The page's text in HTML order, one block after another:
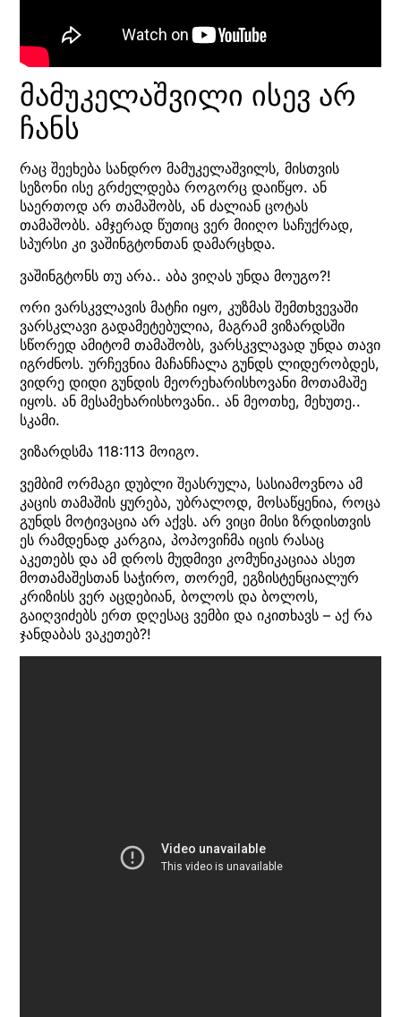
მამუკელაშვილი ისევ არ
ჩანს
რაც შეეხება სანდრო მამუკელაშვილს, მისთვის
სეზონი ისე გრძელდება როგორც დაიწყო. ან
საერთოდ არ თამაშობს, ან ძალიან ცოტას
თამაშობს. ამჯერად წუთიც ვერ მიიღო საჩუქრად,
სპურსი კი ვაშინგტონთან დამარცხდა.
ვაშინგტონს თუ არა.. აბა ვიღას უნდა მოუგო?!
ორი ვარსკვლავის მატჩი იყო, კუზმას შემთხვევაში
ვარსკლავი გადამეტებულია, მაგრამ ვიზარდსში
სწორედ ამიტომ თამაშობს, ვარსკვლავად უნდა თავი
იგრძნოს. ურჩევნია მაჩანჩალა გუნდს ლიდერობდეს,
ვიდრე დიდი გუნდის მეორეხარისხოვანი მოთამაშე
იყოს. ან მესამეხარისხოვანი.. ან მეოთხე, მეხუთე..
სკამი.
ვიზარდსმა 118:113 მოიგო.
ვემბიმ ორმაგი დუბლი შეასრულა, სასიამოვნოა ამ
კაცის თამაშის ყურება, უბრალოდ, მოსაწყენია, როცა
გუნდს მოტივაცია არ აქვს. არ ვიცი მისი ზრდისთვის
ეს რამდენად კარგია, პოპოვიჩმა იცის რასაც
აკეთებს და ამ დროს მუდმივი კომუნიკაციაა ასეთ
მოთამაშესთან საჭირო, თორემ, ეგზისტენციალურ
კრიზისს ვერ აცდებიან, ბოლოს და ბოლოს,
გაიღვიძებს ერთ დღესაც ვემბი და იკითხავს – აქ რა
ჯანდაბას ვაკეთებ?!